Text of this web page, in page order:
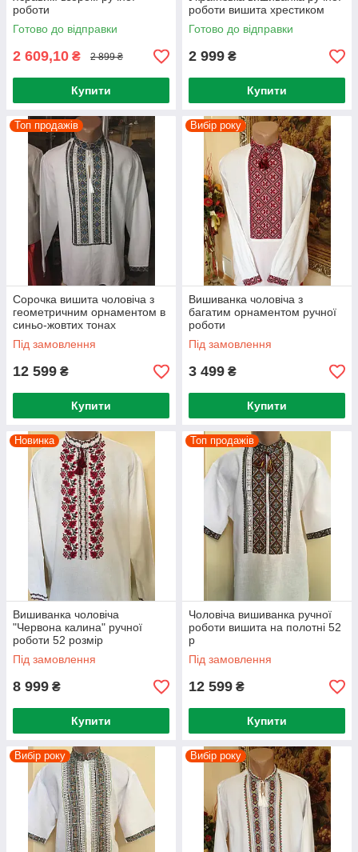
роботи
Готово до відправки
2 609,10 ₴ 2 899 ₴
Купити
роботи вишита хрестиком
Готово до відправки
2 999 ₴
Купити
Топ продажів
Сорочка вишита чоловіча з
геометричним орнаментом в
синьо-жовтих тонах
Під замовлення
12 599 ₴
Купити
Вибір року
Вишиванка чоловіча з
багатим орнаментом ручної
роботи
Під замовлення
3 499 ₴
Купити
Новинка
Вишиванка чоловіча
"Червона калина" ручної
роботи 52 розмір
Під замовлення
8 999 ₴
Купити
Топ продажів
Чоловіча вишиванка ручної
роботи вишита на полотні 52
р
Під замовлення
12 599 ₴
Купити
Вибір року Вибір року